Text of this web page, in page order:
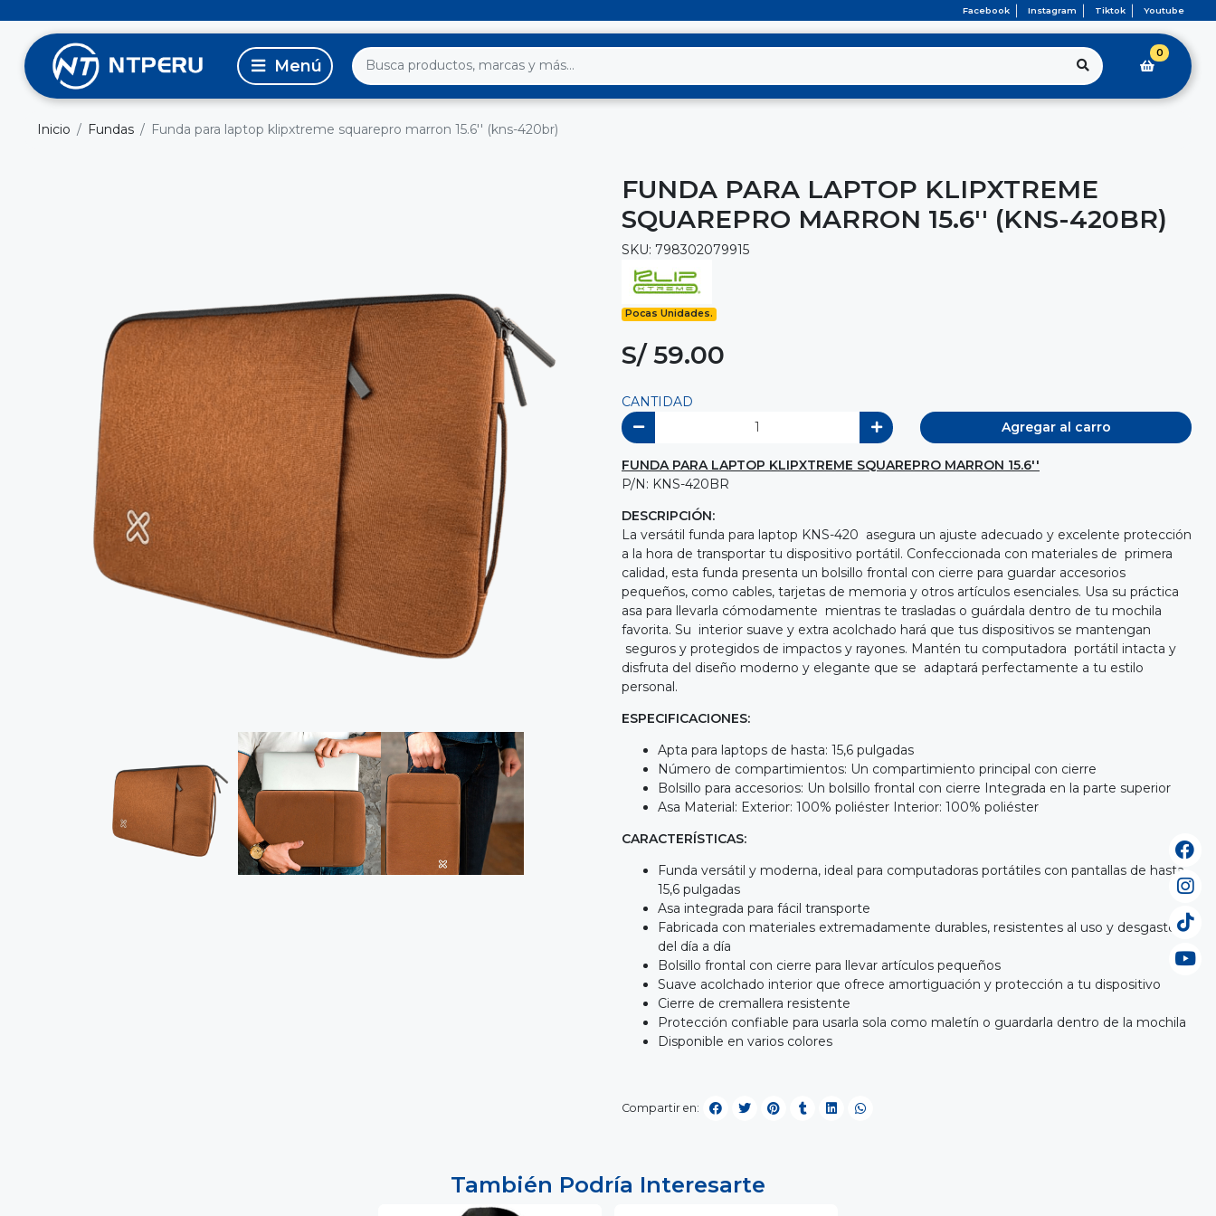
Facebook Instagram Tiktok Youtube
0
Inicio Fundas Funda para laptop klipxtreme squarepro marron 15.6'' (kns-420br)
FUNDA PARA LAPTOP KLIPXTREME
SQUAREPRO MARRON 15.6'' (KNS-420BR)
SKU: 798302079915
Pocas Unidades.
S/ 59.00
CANTIDAD
Agregar al carro
FUNDA PARA LAPTOP KLIPXTREME SQUAREPRO MARRON 15.6''
P/N: KNS-420BR
DESCRIPCIÓN:
La versátil funda para laptop KNS-420 asegura un ajuste adecuado y excelente protección
a la hora de transportar tu dispositivo portátil. Confeccionada con materiales de primera
calidad, esta funda presenta un bolsillo frontal con cierre para guardar accesorios
pequeños, como cables, tarjetas de memoria y otros artículos esenciales. Usa su práctica
asa para llevarla cómodamente mientras te trasladas o guárdala dentro de tu mochila
favorita. Su interior suave y extra acolchado hará que tus dispositivos se mantengan
seguros y protegidos de impactos y rayones. Mantén tu computadora portátil intacta y
disfruta del diseño moderno y elegante que se adaptará perfectamente a tu estilo
personal.
ESPECIFICACIONES:
Apta para laptops de hasta: 15,6 pulgadas
Número de compartimientos: Un compartimiento principal con cierre
Bolsillo para accesorios: Un bolsillo frontal con cierre Integrada en la parte superior
Asa Material: Exterior: 100% poliéster Interior: 100% poliéster
CARACTERÍSTICAS:
Funda versátil y moderna, ideal para computadoras portátiles con pantallas de hasta
15,6 pulgadas
Asa integrada para fácil transporte
Fabricada con materiales extremadamente durables, resistentes al uso y desgaste
del día a día
Bolsillo frontal con cierre para llevar artículos pequeños
Suave acolchado interior que ofrece amortiguación y protección a tu dispositivo
Cierre de cremallera resistente
Protección confiable para usarla sola como maletín o guardarla dentro de la mochila
Disponible en varios colores
Compartir en:
También Podría Interesarte